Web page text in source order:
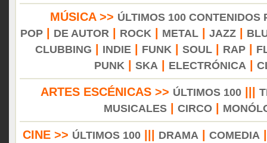
MÚSICA >> ÚLTIMOS 100 CONTENIDOS
POP| DE AUTOR ROCK METAL| JAZZ|
CLUBBING
INDIE| FUNK SOUL| RAP|
PUNK
SKA ELECTRÓNICA
ARTES ESCÉNICAS >> ÚLTIMOS 100
MUSICALES
CIRCO
CINE >> ÚLTIMOS 100||| DRAMA COMEDIA